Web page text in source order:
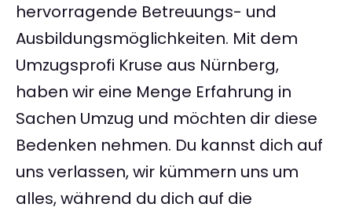
hervorragende Betreuungs- und
Ausbildungsmöglichkeiten. Mit dem
Umzugsprofi Kruse aus Nürnberg,
haben wir eine Menge Erfahrung in
Sachen Umzug und möchten dir diese
Bedenken nehmen. Du kannst dich auf
uns verlassen, wir kümmern uns um
alles, während du dich auf die